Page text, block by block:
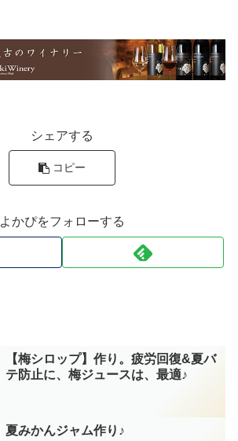
シェアする
コピー
よかぴをフォローする
【梅シロップ】作り。疲労回復&夏バ
テ防止に、梅ジュースは、最適♪
夏みかんジャム作り♪